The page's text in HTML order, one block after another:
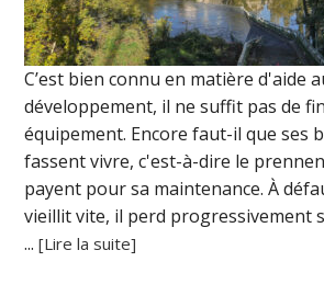
C’est bien connu en matière d'aide
développement, il ne suffit pas de
équipement. Encore faut-il que ses
fassent vivre, c'est-à-dire le
payent pour sa maintenance. À
vieillit vite, il perd progressivement
...[Lire la suite]